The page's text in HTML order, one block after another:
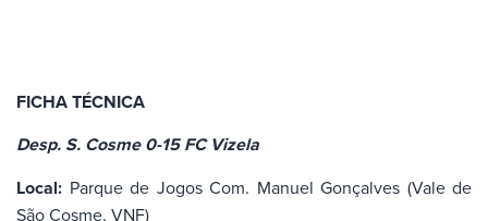
FICHA TÉCNICA
Desp. S. Cosme 0-15 FC Vizela
Local: Parque de Jogos Com. Manuel Gonçalves (Vale de
São Cosme, VNF)